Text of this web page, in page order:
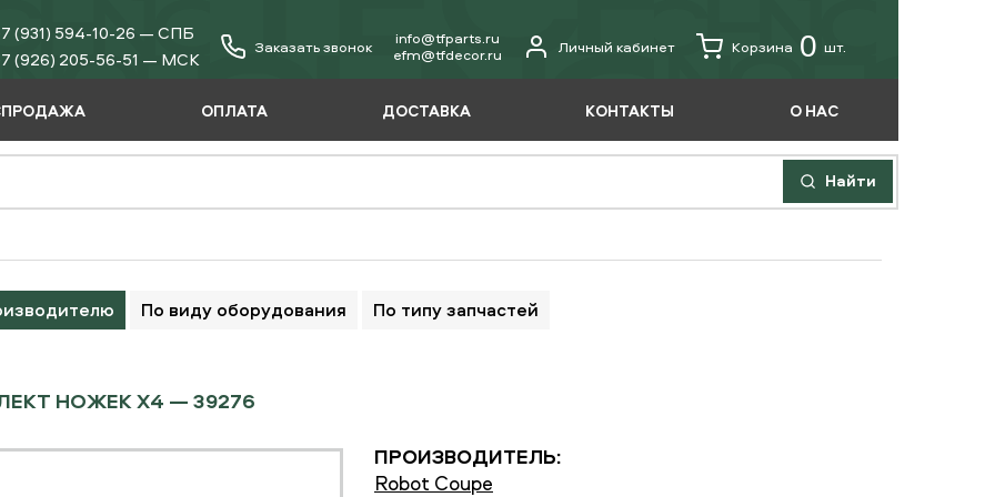
(931) 594-10-26 — СПБ
(926) 205-56-51 — МСК
Заказать звонок
info@tfparts.ru
еfm@tfdecor.ru
Личный кабинет Корзина 0 шт.
ОПЛАТА ДОСТАВКА КОНТАКТЫ О НАС
Найти
По виду оборудования По типу запчастей
НОЖЕК Х4 — 39276
ПРОИЗВОДИТЕЛЬ:
Robot Coupe